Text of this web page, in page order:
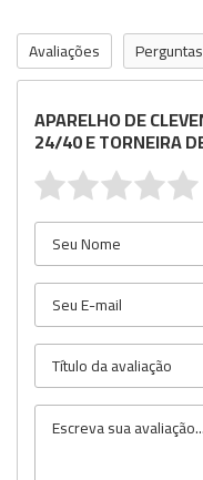
Avaliações Perguntas
APARELHO DE
24/40 E TORNEIRA